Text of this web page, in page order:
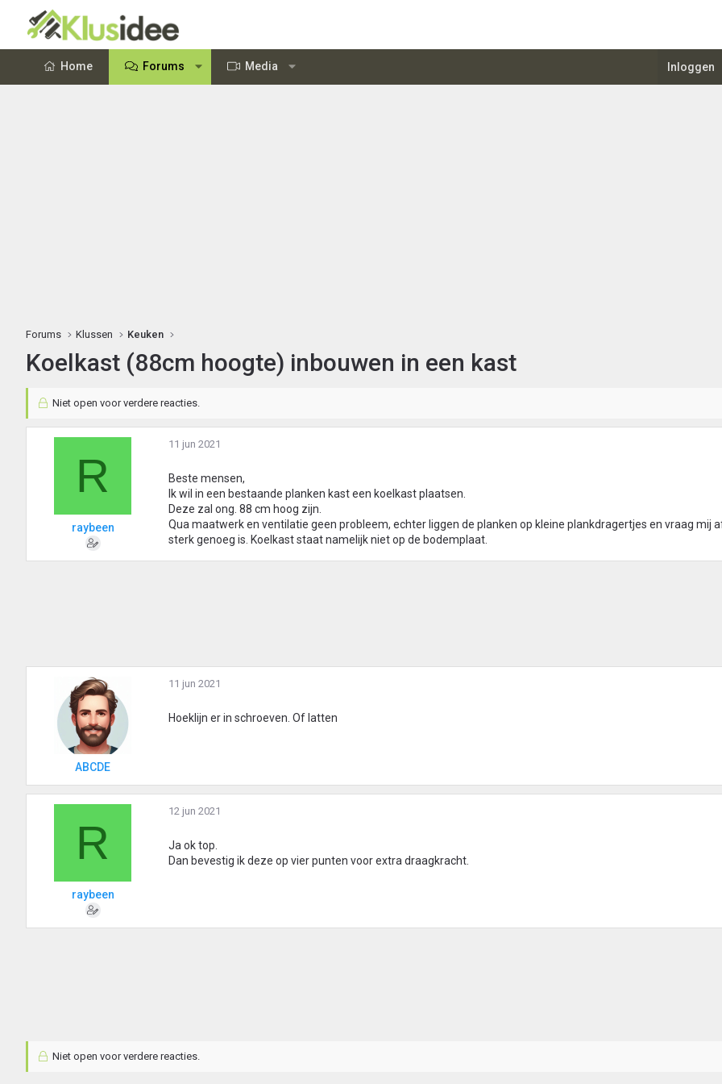
Home Forums Media Inloggen
Forums Klussen Keuken
Koelkast (88cm hoogte) inbouwen in een kast
Niet open voor verdere reacties.
R
raybeen
11 jun 2021
Beste mensen,
Ik wil in een bestaande planken kast een koelkast plaatsen.
Deze zal ong. 88 cm hoog zijn.
Qua maatwerk en ventilatie geen probleem, echter liggen de planken op kleine plankdragertjes en vraag mij
sterk genoeg is. Koelkast staat namelijk niet op de bodemplaat.
ABCDE
11 jun 2021
Hoeklijn er in schroeven. Of latten
R
raybeen
12 jun 2021
Ja ok top.
Dan bevestig ik deze op vier punten voor extra draagkracht.
Niet open voor verdere reacties.